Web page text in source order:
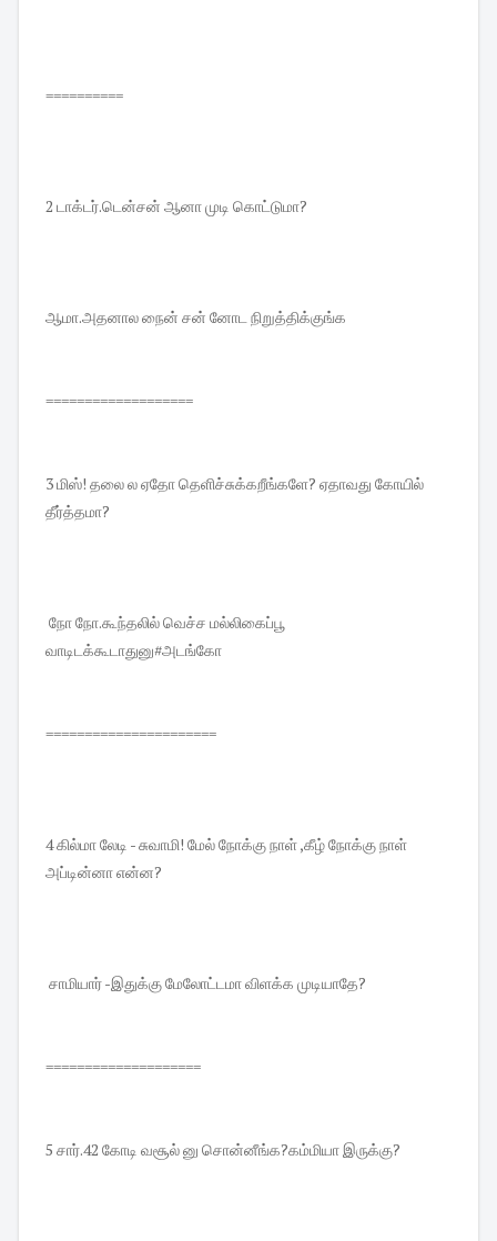
==========
2 டாக்டர்.டென்சன் ஆனா முடி கொட்டுமா?
ஆமா.அதனால நைன் சன் னோட நிறுத்திக்குங்க
===================
3 மிஸ்! தலை ல ஏதோ தெளிச்சுக்கறீங்களே? ஏதாவது கோயில்
தீர்த்தமா?
நோ நோ.கூந்தலில் வெச்ச மல்லிகைப்பூ
வாடிடக்கூடாதுனு#அடங்கோ
======================
4 கில்மா லேடி - சுவாமி! மேல் நோக்கு நாள் ,கீழ் நோக்கு நாள்
அப்டின்னா என்ன?
சாமியார் -இதுக்கு மேலோட்டமா விளக்க முடியாதே?
====================
5 சார்.42 கோடி வசூல் னு சொன்னீங்க?கம்மியா இருக்கு?